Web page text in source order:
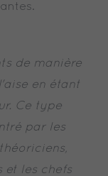
de manière
en étant
Ce type
par les
et les chefs